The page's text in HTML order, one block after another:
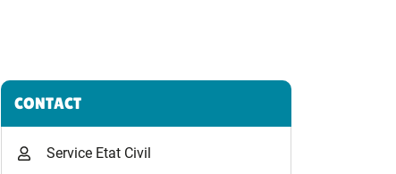
Informations complémentaires
CONTACT
Service Etat Civil